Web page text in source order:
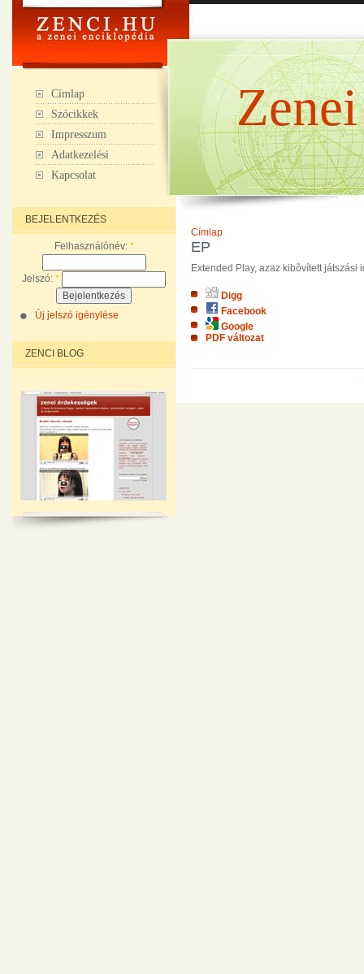
Címlap
Szócikkek
Impresszum
Adatkezelési
Kapcsolat
BEJELENTKEZÉS
Felhasználónév: *
Jelszó: *
Új jelszó igénylése
ZENCI BLOG
Címlap
EP
Extended Play, azaz kibõvített játszási
Digg
Facebook
Google
PDF változat